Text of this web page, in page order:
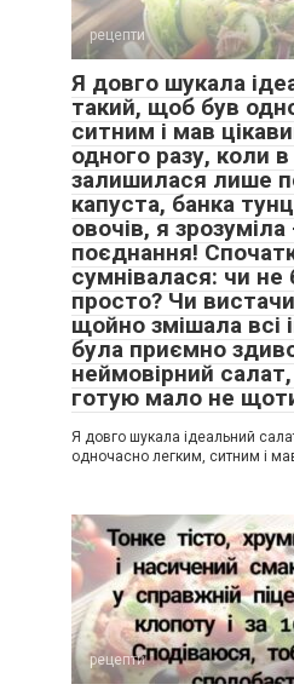
рецепти
Я довго шукала
такий, щоб був
ситним і мав
одного разу, коли
залишилася лише
капуста, банка
овочів, я
поєднання!
сумнівалася: чи не
просто? Чи
щойно змішала всі
була приємно
неймовірний
готую мало не
Я довго шукала ідеальний
одночасно легким, ситним і
рецепти